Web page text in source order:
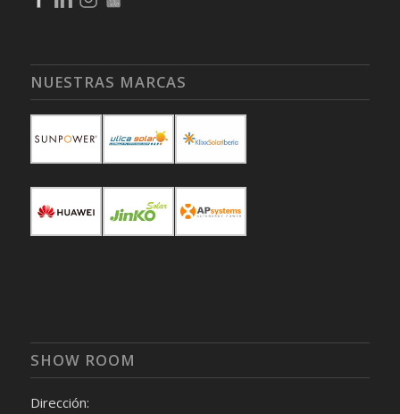
NUESTRAS MARCAS
SHOW ROOM
Dirección: